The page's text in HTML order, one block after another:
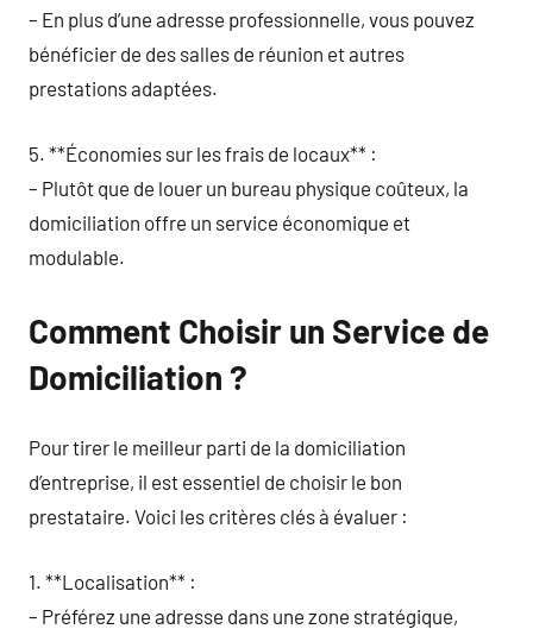
– En plus d’une adresse professionnelle, vous pouvez
bénéficier de des salles de réunion et autres
prestations adaptées.
5. **Économies sur les frais de locaux** :
– Plutôt que de louer un bureau physique coûteux, la
domiciliation offre un service économique et
modulable.
Comment Choisir un Service de
Domiciliation ?
Pour tirer le meilleur parti de la domiciliation
d’entreprise, il est essentiel de choisir le bon
prestataire. Voici les critères clés à évaluer :
1. **Localisation** :
– Préférez une adresse dans une zone stratégique,